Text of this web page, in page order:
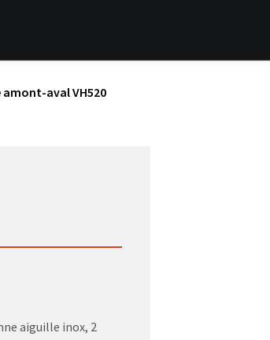
amont-aval VH520
aiguille inox, 2